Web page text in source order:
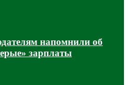
напомнили об
зарплаты